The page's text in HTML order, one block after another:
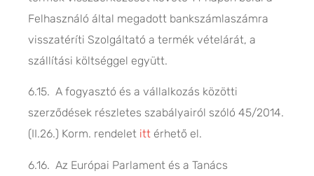
Felhasználó által megadott bankszámlaszámra
visszatéríti Szolgáltató a termék vételárát, a
szállítási költséggel együtt.
6.15. A fogyasztó és a vállalkozás közötti
szerződések részletes szabályairól szóló 45/2014.
(II.26.) Korm. rendelet itt érhető el.
6.16. Az Európai Parlament és a Tanács